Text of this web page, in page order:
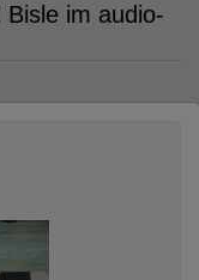
im audio-